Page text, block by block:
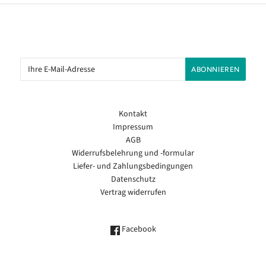
Kontakt
Impressum
AGB
Widerrufsbelehrung und -formular
Liefer- und Zahlungsbedingungen
Datenschutz
Vertrag widerrufen
Facebook